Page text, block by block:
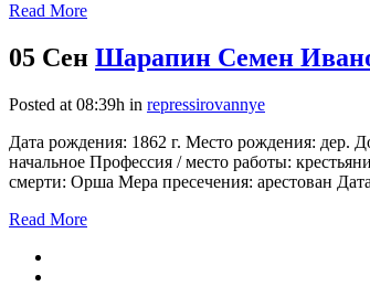
Read More
05 Сен Шарапин Семен
Posted at 08:39h in repressirovannye
Дата рождения: 1862 г. Место рождения: дер.
начальное Профессия / место работы:
смерти: Орша Мера пресечения: арестован
Read More